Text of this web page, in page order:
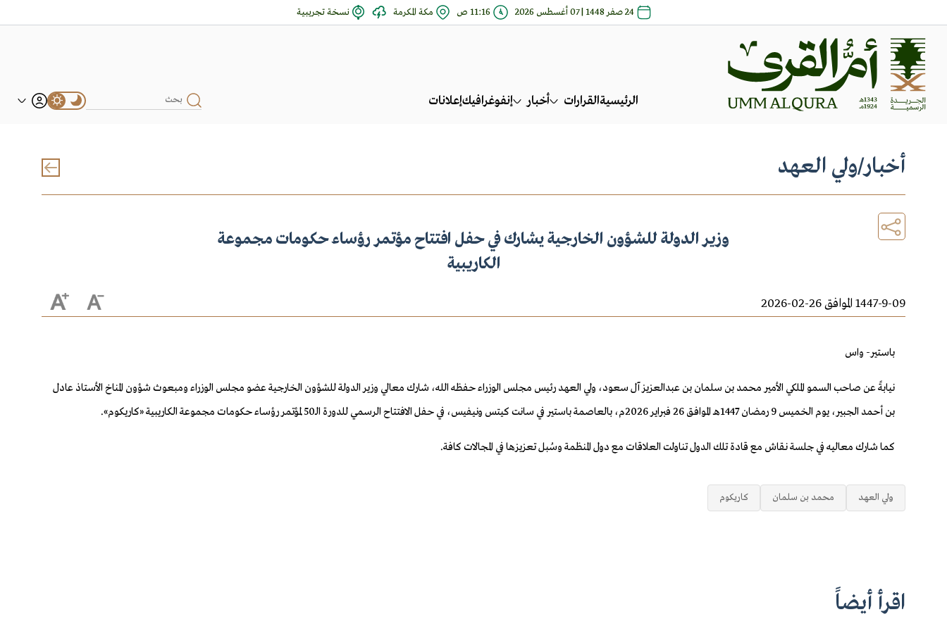
24 صفر 1448 | 07 أغسطس 2026 11:16 ص مكة المكرمة نسخة تجريبية
الرئيسيةالقرارات أخبار إنفوغرافيكإعلانات
أخبار/ولي العهد
وزير الدولة للشؤون الخارجية يشارك في حفل افتتاح مؤتمر رؤساء حكومات مجموعة
الكاريبية
1447-9-09 الموافق 26-02-2026
باستير- واس
نيابةً عن صاحب السمو الملكي الأمير محمد بن سلمان بن عبدالعزيز آل سعود، ولي العهد رئيس مجلس الوزراء حفظه الله، شارك معالي وزير الدولة للشؤون الخارجية عضو مجلس الوزراء ومبعوث شؤون المناخ الأستاذ عادل
بن أحمد الجبير، يوم الخميس 9 رمضان 1447هـ الموافق 26 فبراير 2026م، بالعاصمة باستير في سانت كيتس ونيفيس، في حفل الافتتاح الرسمي للدورة الـ50 لمؤتمر رؤساء حكومات مجموعة الكاريبية «كاريكوم».
كما شارك معاليه في جلسة نقاش مع قادة تلك الدول تناولت العلاقات مع دول المنظمة وسُبل تعزيزها في المجالات كافة.
ولي العهد محمد بن سلمان كاريكوم
اقرأ أيضاً